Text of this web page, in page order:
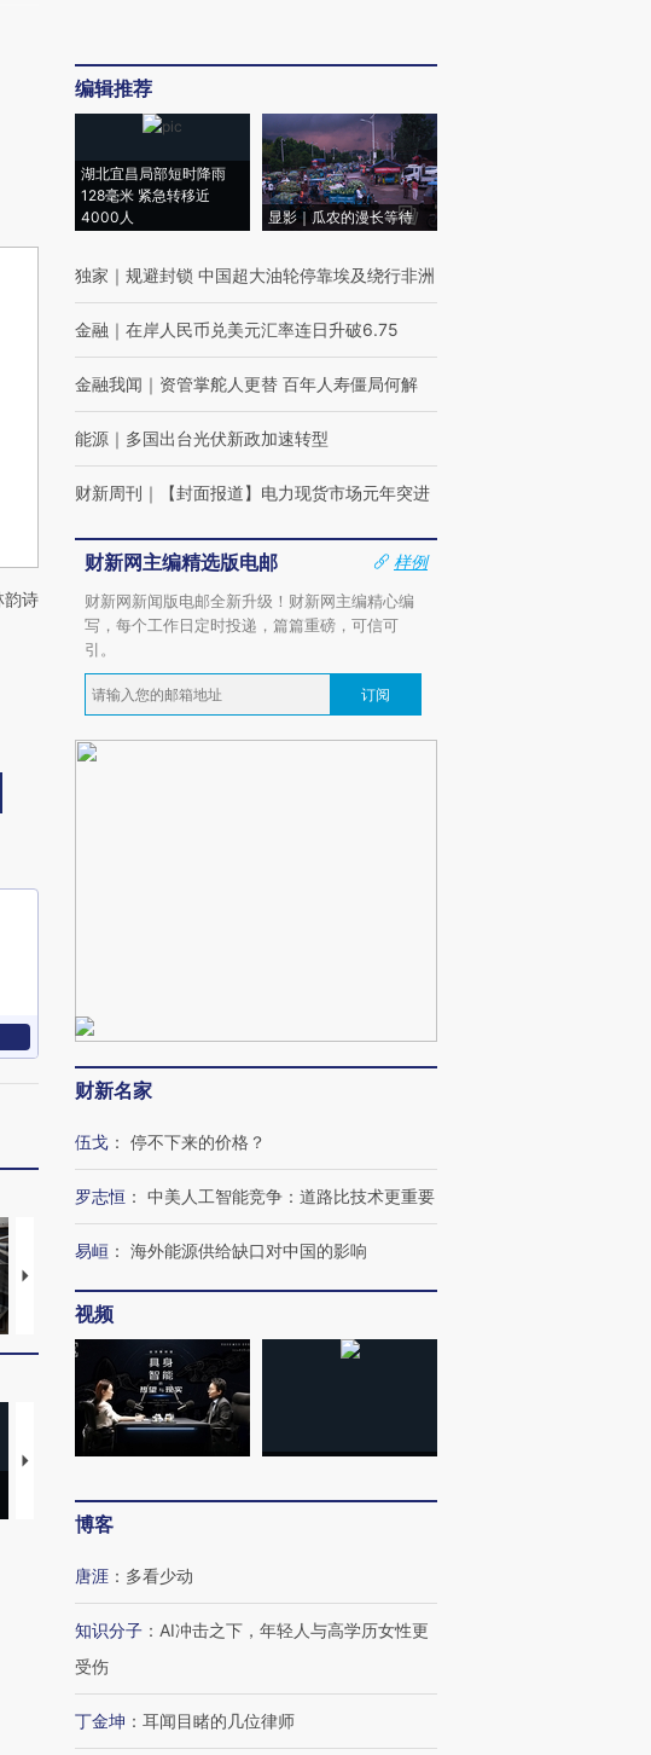
韵诗
视线｜HYROX的吸金
心“花钱找虐”？
【推广】走进第四届链博
有意思的生活方式·第三对
【商旅对话】华住集团
住三大增长引擎是什么？
编辑推荐
湖北宜昌局部短时降雨
128毫米 紧急转移近
4000人
显影｜瓜农的漫长等待
独家 ｜ 规避封锁 中国超大油轮停靠埃及绕行非洲
金融 ｜ 在岸人民币兑美元汇率连日升破6.75
金融我闻 ｜ 资管掌舵人更替 百年人寿僵局何解
能源 ｜ 多国出台光伏新政加速转型
财新周刊 ｜ 【封面报道】电力现货市场元年突进
财新网主编精选版电邮
样例
财新网新闻版电邮全新升级！财新网主编精心编
写，每个工作日定时投递，篇篇重磅，可信可
引。
订阅
财新名家
伍戈 ： 停不下来的价格？
罗志恒 ： 中美人工智能竞争：道路比技术更重要
易峘 ： 海外能源供给缺口对中国的影响
视频
博客
唐涯 ： 多看少动
知识分子 ： AI冲击之下，年轻人与高学历女性更
受伤
丁金坤 ： 耳闻目睹的几位律师